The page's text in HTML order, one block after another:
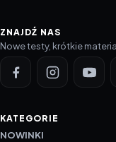
ZNAJDŹ NAS
Nowe testy, krótkie
KATEGORIE
NOWINKI